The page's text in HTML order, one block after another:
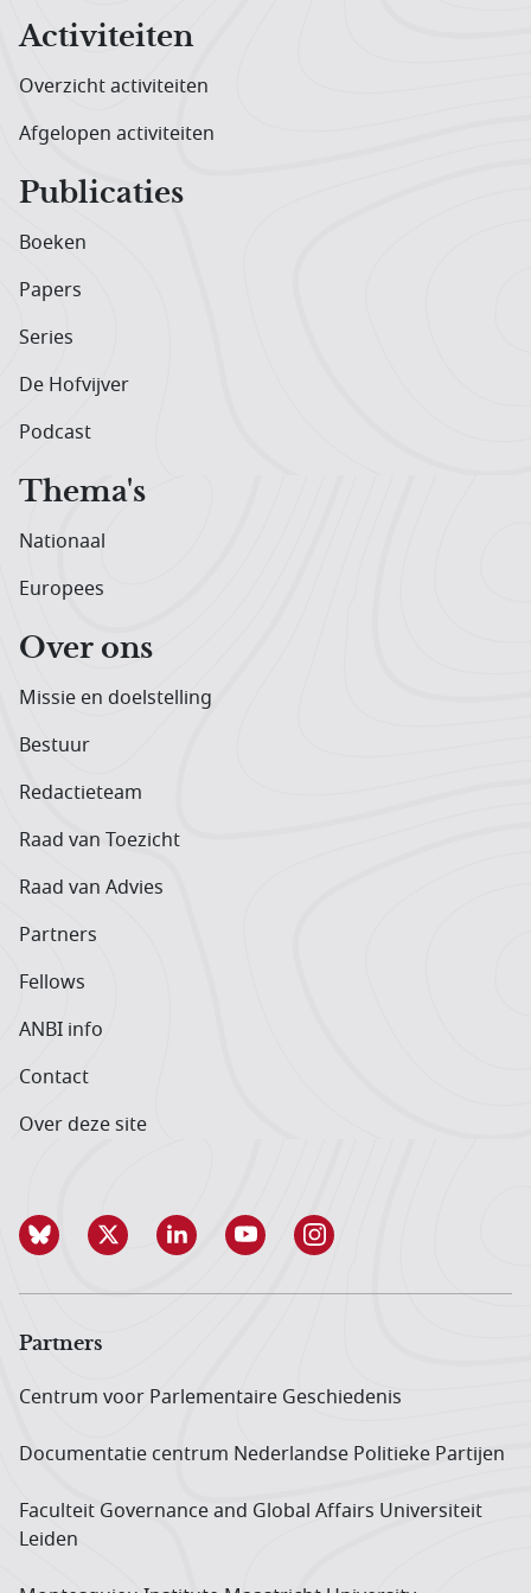
Activiteiten
Overzicht activiteiten
Afgelopen activiteiten
Publicaties
Boeken
Papers
Series
De Hofvijver
Podcast
Thema's
Nationaal
Europees
Over ons
Missie en doelstelling
Bestuur
Redactieteam
Raad van Toezicht
Raad van Advies
Partners
Fellows
ANBI info
Contact
Over deze site
Partners
Centrum voor Parlementaire Geschiedenis
Documentatie centrum Neder­landse Politieke Partijen
Faculteit Governance and Global Affairs Universiteit
Leiden